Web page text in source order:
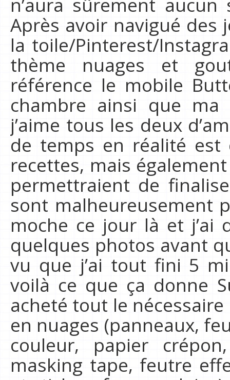
Après avoir navigué des
la toile/Pinterest/
thème nuages et
référence le mobile
chambre ainsi que
j’aime tous les deux
de temps en réalité
recettes, mais
permettraient de
sont malheureusement
moche ce jour là et j’ai
quelques photos avant
vu que j’ai tout fini 5
voilà ce que ça donne
acheté tout le
en nuages (panneaux,
couleur, papier
masking tape, feutre